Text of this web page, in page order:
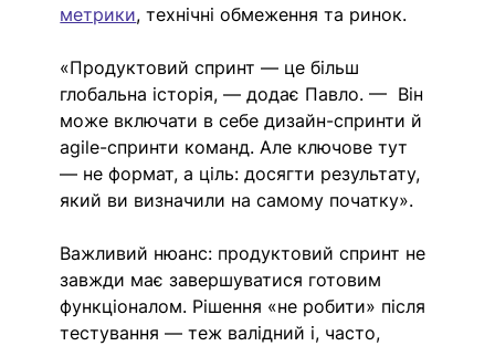
метрики, технічні обмеження та ринок.
«Продуктовий спринт — це більш
глобальна історія, — додає Павло. —  Він
може включати в себе дизайн-спринти й
agile-спринти команд. Але ключове тут
— не формат, а ціль: досягти результату,
який ви визначили на самому початку».
Важливий нюанс: продуктовий спринт не
завжди має завершуватися готовим
функціоналом. Рішення «не робити» після
тестування — теж валідний і, часто,